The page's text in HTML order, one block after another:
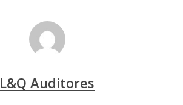
L&Q Auditores